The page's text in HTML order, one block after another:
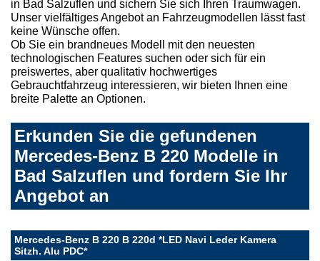
in Bad Salzuflen und sichern Sie sich Ihren Traumwagen.
Unser vielfältiges Angebot an Fahrzeugmodellen lässt fast
keine Wünsche offen.
Ob Sie ein brandneues Modell mit den neuesten
technologischen Features suchen oder sich für ein
preiswertes, aber qualitativ hochwertiges
Gebrauchtfahrzeug interessieren, wir bieten Ihnen eine
breite Palette an Optionen.
Erkunden Sie die gefundenen
Mercedes-Benz B 220 Modelle in
Bad Salzuflen und fordern Sie Ihr
Angebot an
Mercedes-Benz B 220 B 220d *LED Navi Leder Kamera
Sitzh. Alu PDC*